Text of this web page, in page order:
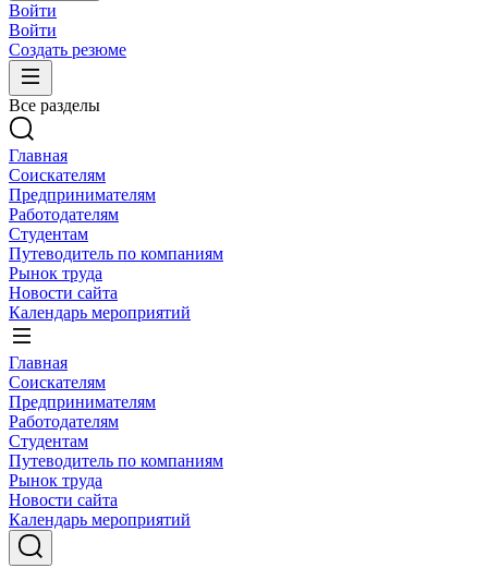
Войти
Войти
Создать резюме
Все разделы
Главная
Соискателям
Предпринимателям
Работодателям
Студентам
Путеводитель по компаниям
Рынок труда
Новости сайта
Календарь мероприятий
Главная
Соискателям
Предпринимателям
Работодателям
Студентам
Путеводитель по компаниям
Рынок труда
Новости сайта
Календарь мероприятий